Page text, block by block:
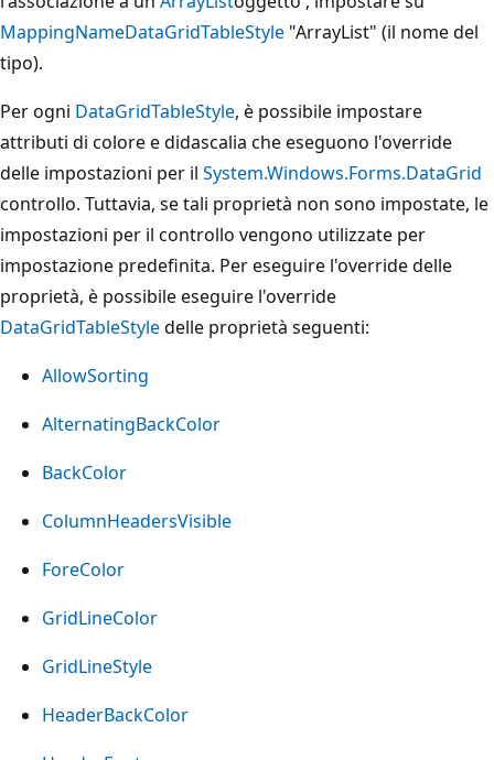
MappingNameDataGridTableStyle "ArrayList" (il nome del
tipo).
Per ogni DataGridTableStyle, è possibile impostare
attributi di colore e didascalia che eseguono l'override
delle impostazioni per il System.Windows.Forms.DataGrid
controllo. Tuttavia, se tali proprietà non sono impostate, le
impostazioni per il controllo vengono utilizzate per
impostazione predefinita. Per eseguire l'override delle
proprietà, è possibile eseguire l'override
DataGridTableStyledelle proprietà seguenti:
AllowSorting
AlternatingBackColor
BackColor
ColumnHeadersVisible
ForeColor
GridLineColor
GridLineStyle
HeaderBackColor